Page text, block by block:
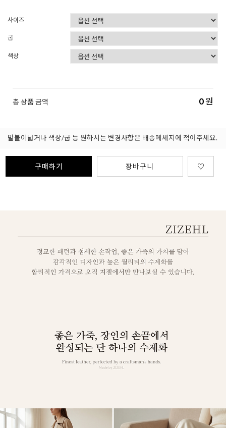
사이즈
굽
색상
총 상품 금액 0원
발볼이넓거나 색상/굽 등 원하시는 변경사항은 배송메세지에 적어주세요.
구매하기 장바구니 ♡